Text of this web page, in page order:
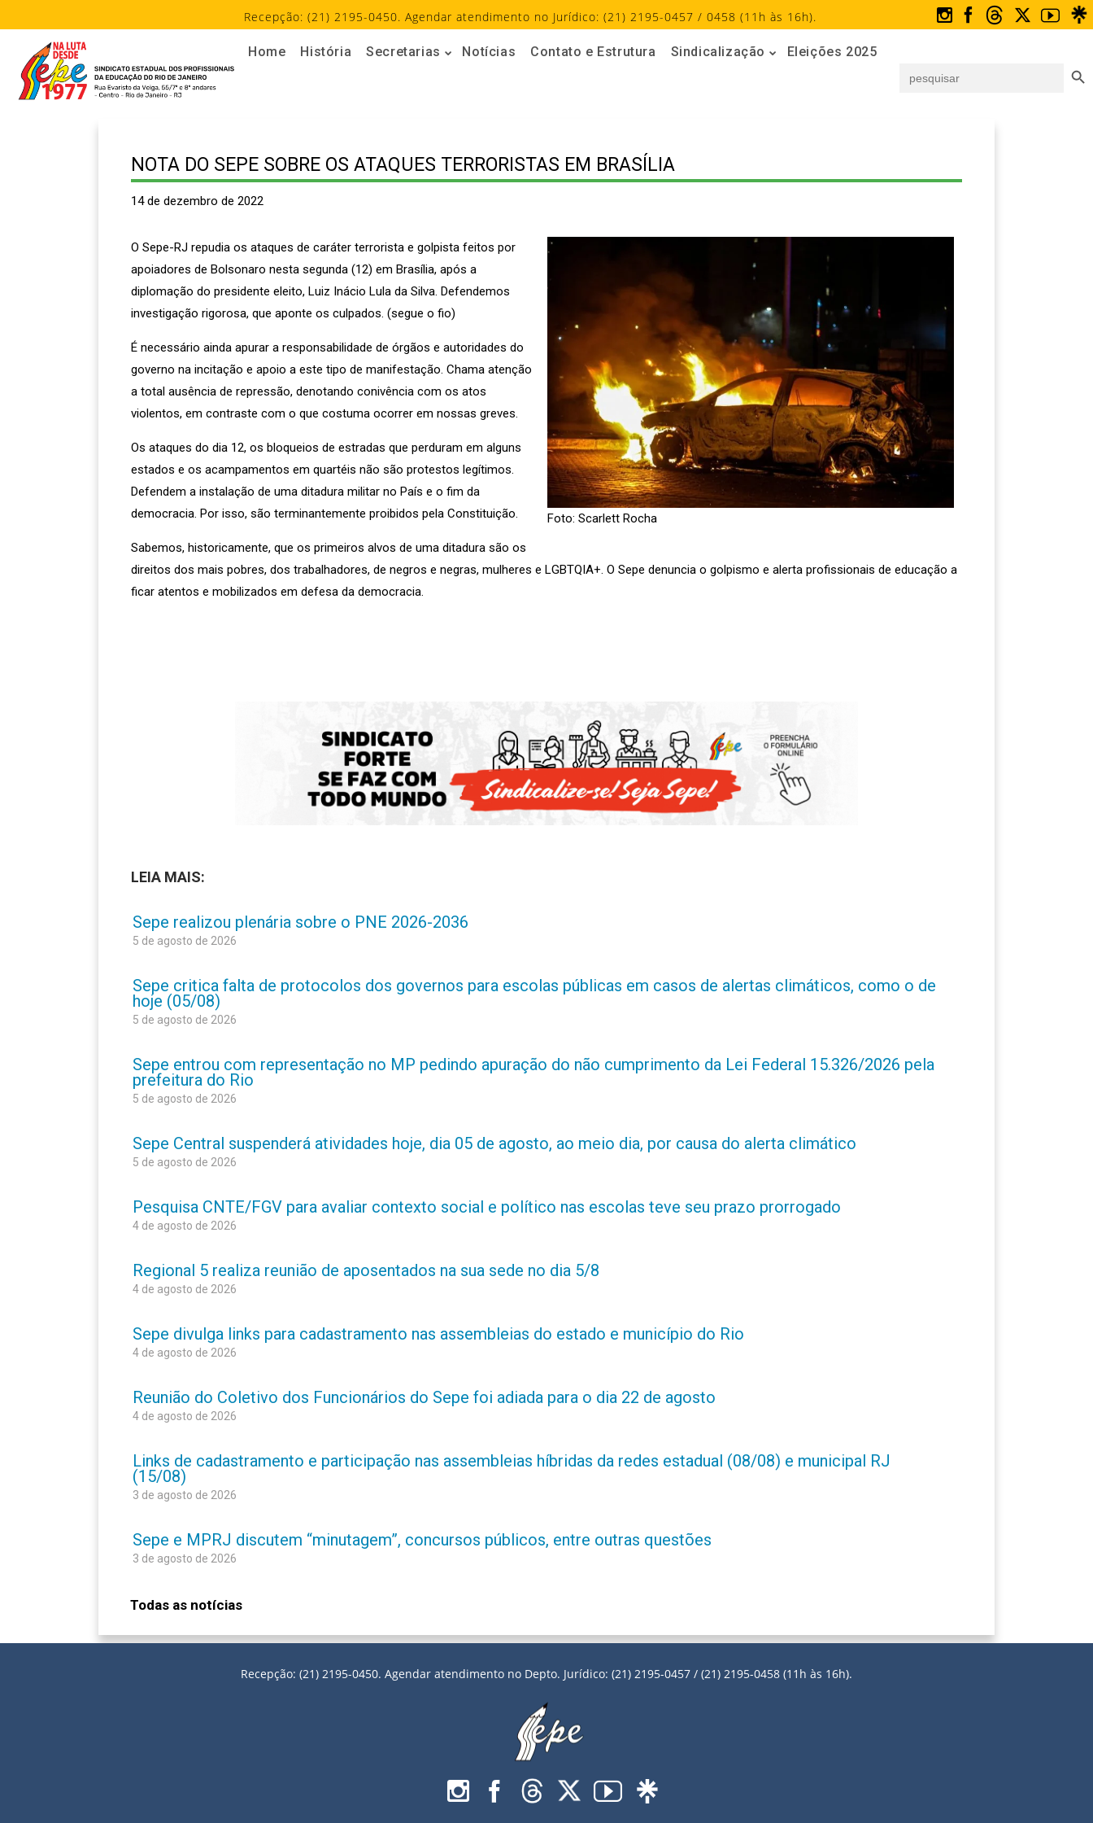
Recepção: (21) 2195-0450. Agendar atendimento no Jurídico: (21) 2195-0457 / 0458 (11h às 16h).
Home História Secretarias Notícias Contato e Estrutura Sindicalização
Eleições 2025
for:
NOTA DO SEPE SOBRE OS ATAQUES TERRORISTAS EM BRASÍLIA
14 de dezembro de 2022
Foto: Scarlett Rocha
O Sepe-RJ repudia os ataques de caráter terrorista e golpista feitos por
apoiadores de Bolsonaro nesta segunda (12) em Brasília, após a
diplomação do presidente eleito, Luiz Inácio Lula da Silva. Defendemos
investigação rigorosa, que aponte os culpados. (segue o fio)
É necessário ainda apurar a responsabilidade de órgãos e autoridades do
governo na incitação e apoio a este tipo de manifestação. Chama atenção
a total ausência de repressão, denotando conivência com os atos
violentos, em contraste com o que costuma ocorrer em nossas greves.
Os ataques do dia 12, os bloqueios de estradas que perduram em alguns
estados e os acampamentos em quartéis não são protestos legítimos.
Defendem a instalação de uma ditadura militar no País e o fim da
democracia. Por isso, são terminantemente proibidos pela Constituição.
Sabemos, historicamente, que os primeiros alvos de uma ditadura são os
direitos dos mais pobres, dos trabalhadores, de negros e negras, mulheres e LGBTQIA+. O Sepe denuncia o golpismo e alerta profissionais de educação a
ficar atentos e mobilizados em defesa da democracia.
LEIA MAIS:
Sepe realizou plenária sobre o PNE 2026-2036
5 de agosto de 2026
Sepe critica falta de protocolos dos governos para escolas públicas em casos de alertas climáticos, como o de
hoje (05/08)
5 de agosto de 2026
Sepe entrou com representação no MP pedindo apuração do não cumprimento da Lei Federal 15.326/2026 pela
prefeitura do Rio
5 de agosto de 2026
Sepe Central suspenderá atividades hoje, dia 05 de agosto, ao meio dia, por causa do alerta climático
5 de agosto de 2026
Pesquisa CNTE/FGV para avaliar contexto social e político nas escolas teve seu prazo prorrogado
4 de agosto de 2026
Regional 5 realiza reunião de aposentados na sua sede no dia 5/8
4 de agosto de 2026
Sepe divulga links para cadastramento nas assembleias do estado e município do Rio
4 de agosto de 2026
Reunião do Coletivo dos Funcionários do Sepe foi adiada para o dia 22 de agosto
4 de agosto de 2026
Links de cadastramento e participação nas assembleias híbridas da redes estadual (08/08) e municipal RJ
(15/08)
3 de agosto de 2026
Sepe e MPRJ discutem “minutagem”, concursos públicos, entre outras questões
3 de agosto de 2026
Todas as notícias
Recepção: (21) 2195-0450. Agendar atendimento no Depto. Jurídico: (21) 2195-0457 / (21) 2195-0458 (11h às 16h).